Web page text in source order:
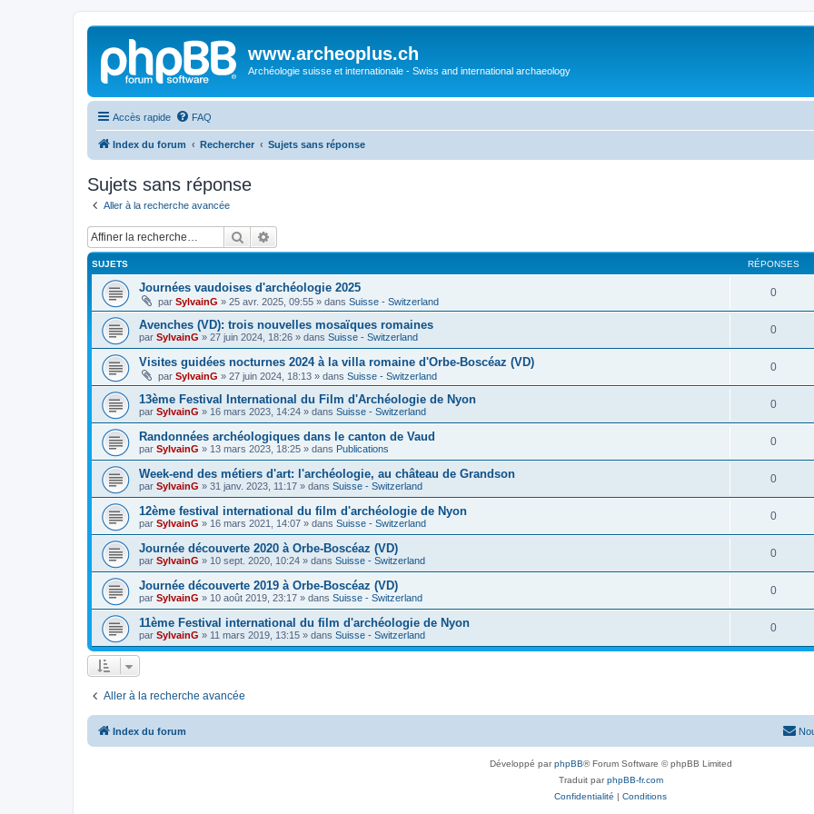
www.archeoplus.ch
Archéologie suisse et internationale - Swiss and international archaeology
Accès rapide FAQ
Index du forum Rechercher Sujets sans réponse
Sujets sans réponse
Aller à la recherche avancée
Rechercher
SUJETS RÉPONSES
Journées vaudoises d'archéologie 2025
par SylvainG » 25 avr. 2025, 09:55 » dans Suisse - Switzerland
0
Avenches (VD): trois nouvelles mosaïques romaines
par SylvainG » 27 juin 2024, 18:26 » dans Suisse - Switzerland
0
Visites guidées nocturnes 2024 à la villa romaine d'Orbe-Boscéaz (VD)
par SylvainG » 27 juin 2024, 18:13 » dans Suisse - Switzerland
0
13ème Festival International du Film d'Archéologie de Nyon
par SylvainG » 16 mars 2023, 14:24 » dans Suisse - Switzerland
0
Randonnées archéologiques dans le canton de Vaud
par SylvainG » 13 mars 2023, 18:25 » dans Publications
0
Week-end des métiers d'art: l'archéologie, au château de Grandson
par SylvainG » 31 janv. 2023, 11:17 » dans Suisse - Switzerland
0
12ème festival international du film d'archéologie de Nyon
par SylvainG » 16 mars 2021, 14:07 » dans Suisse - Switzerland
0
Journée découverte 2020 à Orbe-Boscéaz (VD)
par SylvainG » 10 sept. 2020, 10:24 » dans Suisse - Switzerland
0
Journée découverte 2019 à Orbe-Boscéaz (VD)
par SylvainG » 10 août 2019, 23:17 » dans Suisse - Switzerland
0
11ème Festival international du film d'archéologie de Nyon
par SylvainG » 11 mars 2019, 13:15 » dans Suisse - Switzerland
0
Aller à la recherche avancée
Index du forum
Développé parphpBB® Forum Software © phpBB Limited
Traduit parphpBB-fr.com
Confidentialité | Conditions